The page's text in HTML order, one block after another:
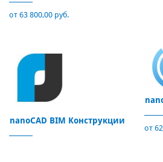
от 63 800,00 руб.
nanoCAD BIM Конструкции
от